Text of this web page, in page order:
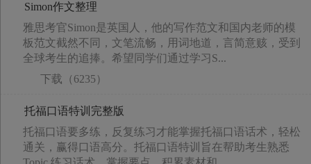
Simon作文整理
雅思考官Simon是英国人，他的写作范文和国内老师的模
板范文截然不同，文笔流畅，用词地道，言简意赅，受到
全球考生的追捧。希望同学们通过学习S...
下载（6235）
托福口语特训完整版
托福口语要多练，反复练习才能掌握托福口语话术，轻松
通关，赢得口语高分。托福口语特训旨在帮助考生熟悉